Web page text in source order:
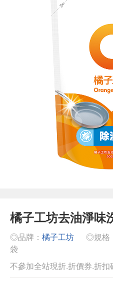
橘子工坊去油淨味
◎品牌： 橘子工坊
◎規格
袋
不參加全站現折.折價券.折扣